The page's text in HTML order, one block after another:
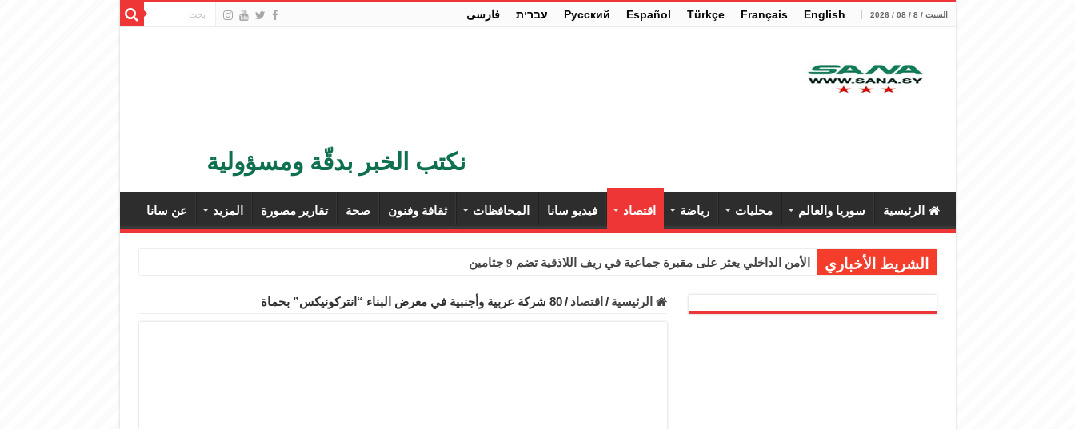
السبت / 8 / 08 / 2026 English
Français
Türkçe
Español
Pусский עברית فارسی
نكتب الخبر بدقّة ومسؤولية
الرئيسية سوريا والعالم محليات رياضة اقتصاد فيديو سانا المحافظات ثقافة وفنون صحة تقارير مصورة المزيد عن سانا
الشريط الأخباري الأمن الداخلي يعثر على مقبرة جماعية في ريف اللاذقية تضم 9 جثامين
برنية: مرسوم بإعفاء مستهلكي الكهرباء المنزلية والتجارية والصناعية من الرسوم
الرئيسية / اقتصاد / 80 شركة عربية وأجنبية في معرض البناء “انتركونيكس” بحماة